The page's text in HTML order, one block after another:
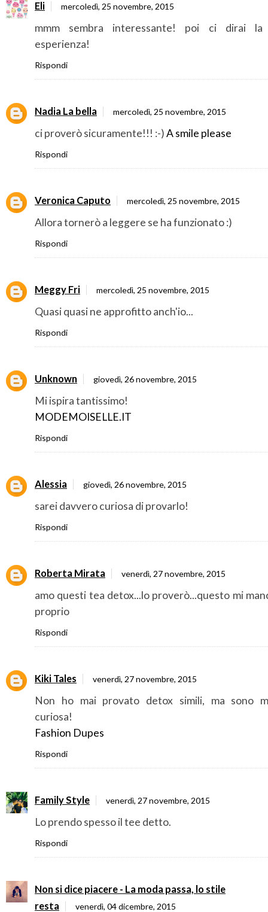
Eli mercoledì, 25 novembre, 2015
mmm sembra interessante! poi ci dirai
esperienza!
Rispondi
Nadia La bella mercoledì, 25 novembre, 2015
ci proverò sicuramente!!! :-)A smile please
Rispondi
Veronica Caputo mercoledì, 25 novembre, 2015
Allora tornerò a leggere se ha funzionato :)
Rispondi
Meggy Fri mercoledì, 25 novembre, 2015
Quasi quasi ne approfitto anch'io...
Rispondi
Unknown giovedì, 26 novembre, 2015
Mi ispira tantissimo!
MODEMOISELLE.IT
Rispondi
Alessia giovedì, 26 novembre, 2015
sarei davvero curiosa di provarlo!
Rispondi
Roberta Mirata venerdì, 27 novembre, 2015
amo questi tea detox...lo proverò...questo mi
proprio
Rispondi
Kiki Tales venerdì, 27 novembre, 2015
Non ho mai provato detox simili, ma sono
curiosa!
Fashion Dupes
Rispondi
Family Style venerdì, 27 novembre, 2015
Lo prendo spesso il tee detto.
Rispondi
Non si dice piacere - La moda passa, lo stile
resta
venerdì, 04 dicembre, 2015